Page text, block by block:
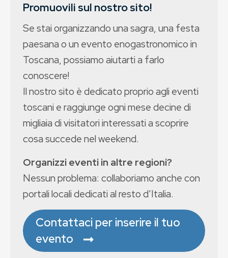
Promuovili sul nostro sito!
Se stai organizzando una sagra, una festa
paesana o un evento enogastronomico in
Toscana, possiamo aiutarti a farlo
conoscere!
Il nostro sito è dedicato proprio agli eventi
toscani e raggiunge ogni mese decine di
migliaia di visitatori interessati a scoprire
cosa succede nel weekend.
Organizzi eventi in altre regioni?
Nessun problema: collaboriamo anche con
portali locali dedicati al resto d’Italia.
Contattaci per inserire il tuo
evento